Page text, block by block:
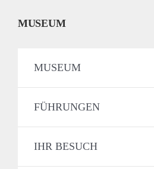
MUSEUM
MUSEUM
FÜHRUNGEN
IHR BESUCH